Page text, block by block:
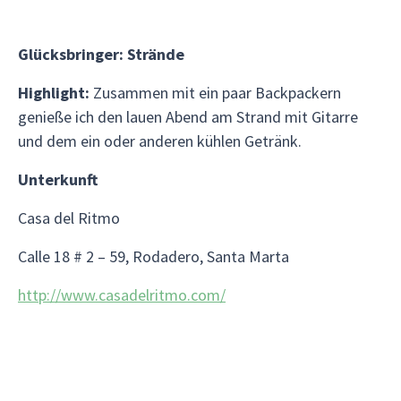
Glücksbringer: Strände
Highlight: Zusammen mit ein paar Backpackern
genieße ich den lauen Abend am Strand mit Gitarre
und dem ein oder anderen kühlen Getränk.
Unterkunft
Casa del Ritmo
Calle 18 # 2 – 59, Rodadero, Santa Marta
http://www.casadelritmo.com/